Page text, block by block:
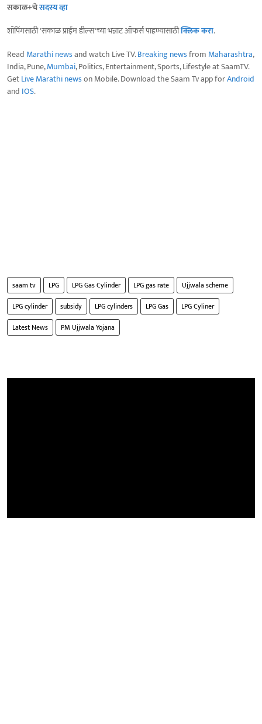
सकाळ+चेसदस्य व्हा
शॉपिंगसाठी 'सकाळ प्राईम डील्स'च्या भन्नाट ऑफर्स पाहण्यासाठीक्लिक करा.
Read Marathi newsand watch Live TV.Breaking newsfrom Maharashtra,
India, Pune,Mumbai, Politics, Entertainment, Sports, Lifestyle at SaamTV.
GetLive Marathi newson Mobile. Download the Saam Tv app forAndroid
and IOS.
saam tv LPG LPG Gas Cylinder LPG gas rate
Ujjwala scheme
LPG cylinder
subsidy LPG cylinders LPG Gas
LPG Cyliner
Latest News
PM Ujjwala Yojana